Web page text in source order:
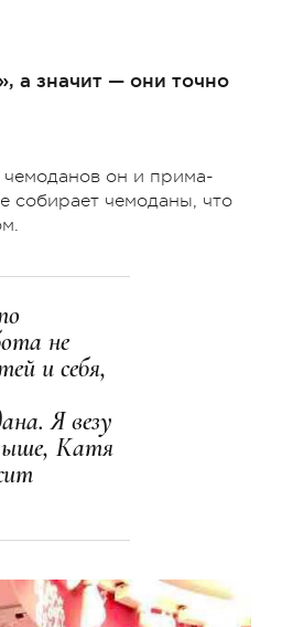
а значит — они точно
чемоданов он и прима-
собирает чемоданы, что
не
и себя,
Я везу
Катя